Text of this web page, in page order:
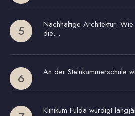
Nachhaltige Architektur:
die…
An der Steinkammerschule
Klinikum Fulda würdigt